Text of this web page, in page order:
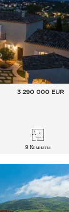
3 290 000 EUR
9 Комнаты